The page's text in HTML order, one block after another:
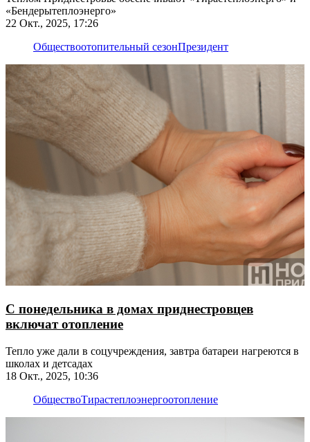
«Бендерытеплоэнерго»
22 Окт., 2025, 17:26
Обществоотопительный сезонПрезидент
С понедельника в домах приднестровцев
включат отопление
Тепло уже дали в соцучреждения, завтра батареи нагреются в
школах и детсадах
18 Окт., 2025, 10:36
ОбществоТирастеплоэнергоотопление